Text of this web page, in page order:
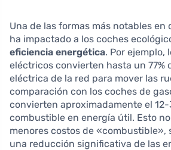
Una de las formas más notables en
ha impactado a los coches
eficiencia energética. Por ejemplo,
eléctricos convierten hasta un 77%
eléctrica de la red para mover las
comparación con los coches de
convierten aproximadamente el 12-
combustible en energía útil. Esto
menores costos de «combustible»,
una reducción significativa de las